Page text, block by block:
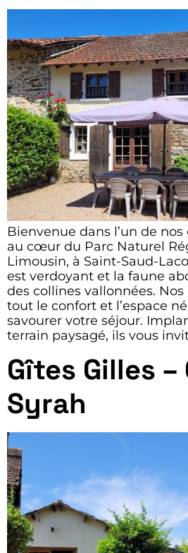
Bienvenue dans l’un de
au cœur du Parc Naturel
Limousin, à Saint-Saud-
est verdoyant et la faune
des collines vallonnées.
tout le confort et l’espace
savourer votre séjour.
terrain paysagé, ils vous
Gîtes Gilles –
Syrah